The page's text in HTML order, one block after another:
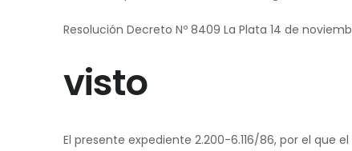
Resolución Decreto Nº 8409 La Plata 14 de
visto
El presente expediente 2.200-6.116/86, por el